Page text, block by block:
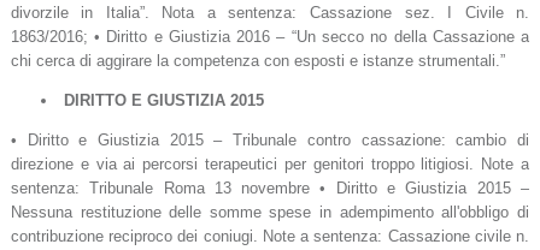
divorzile in Italia”. Nota a sentenza: Cassazione sez. I Civile n.
1863/2016; • Diritto e Giustizia 2016 – “Un secco no della Cassazione a
chi cerca di aggirare la competenza con esposti e istanze strumentali.”
DIRITTO E GIUSTIZIA 2015
• Diritto e Giustizia 2015 – Tribunale contro cassazione: cambio di
direzione e via ai percorsi terapeutici per genitori troppo litigiosi. Note a
sentenza: Tribunale Roma 13 novembre • Diritto e Giustizia 2015 –
Nessuna restituzione delle somme spese in adempimento all'obbligo di
contribuzione reciproco dei coniugi. Note a sentenza: Cassazione civile n.